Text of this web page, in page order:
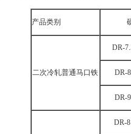
产品类别
二次冷轧普通马口铁
DR-
DR-
DR-
DR-